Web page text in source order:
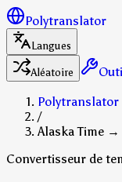
Polytranslator
Langues
Aléatoire
Polytranslator
/
Alaska Time
Convertisseur de